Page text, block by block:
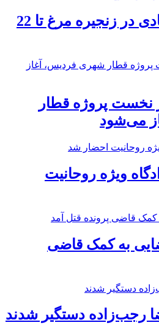
اثر شوک‌های اقتصادی در زنجیره مرغ تا 22
نخست پروژه قطار
می‌شود
ویژه روحانیت
به کمک قاضی